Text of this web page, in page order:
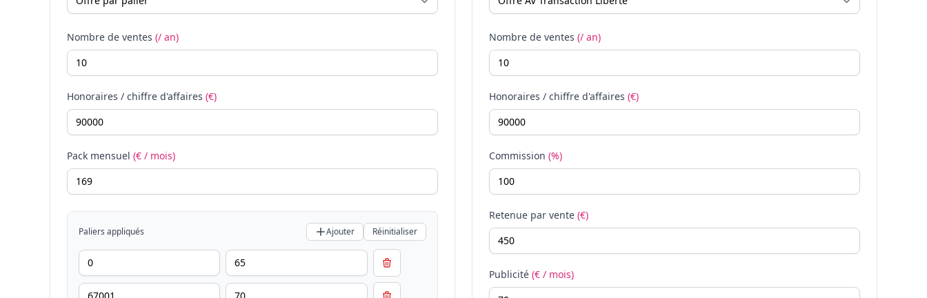
Nombre de ventes (/ an)
Honoraires / chiffre d'affaires (€)
Pack mensuel (€ / mois)
Paliers appliqués Ajouter Réinitialiser
Nombre de ventes (/ an)
Honoraires / chiffre d'affaires (€)
Commission (%)
Retenue par vente (€)
Publicité (€ / mois)